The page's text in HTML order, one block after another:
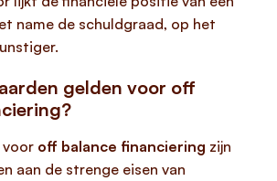
name de schuldgraad, op het
gelden voor off
voor off balance financiering zijn
aan de strenge eisen van